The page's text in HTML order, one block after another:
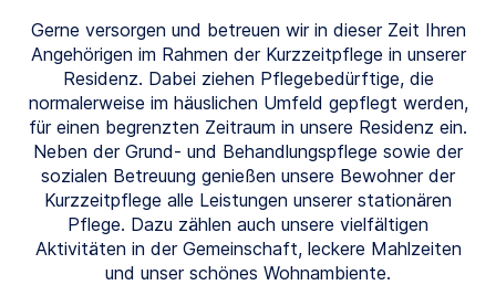
Gerne versorgen und betreuen wir in dieser Zeit Ihren
Angehörigen im Rahmen der Kurzzeitpflege in unserer
Residenz. Dabei ziehen Pflegebedürftige, die
normalerweise im häuslichen Umfeld gepflegt werden,
für einen begrenzten Zeitraum in unsere Residenz ein.
Neben der Grund- und Behandlungspflege sowie der
sozialen Betreuung genießen unsere Bewohner der
Kurzzeitpflege alle Leistungen unserer stationären
Pflege. Dazu zählen auch unsere vielfältigen
Aktivitäten in der Gemeinschaft, leckere Mahlzeiten
und unser schönes Wohnambiente.